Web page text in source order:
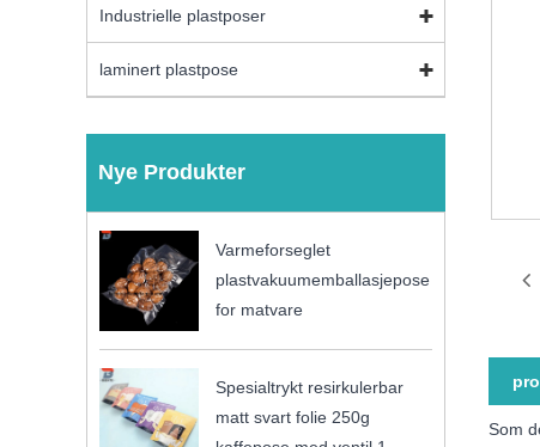
Industrielle plastposer
laminert plastpose
Nye Produkter
Varmeforseglet
plastvakuumemballasjepose
for matvare
Spesialtrykt resirkulerbar
matt svart folie 250g
Som